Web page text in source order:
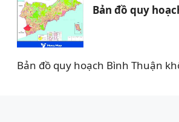
Bản đồ quy
Bản đồ quy hoạch Bình Thuận